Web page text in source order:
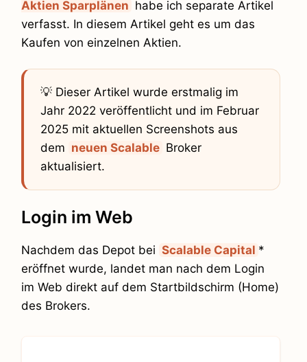
Aktien Sparplänen habe ich separate Artikel
verfasst. In diesem Artikel geht es um das
Kaufen von einzelnen Aktien.
💡 Dieser Artikel wurde erstmalig im
Jahr 2022 veröffentlicht und im Februar
2025 mit aktuellen Screenshots aus
dem neuen Scalable Broker
aktualisiert.
Login im Web
Nachdem das Depot bei Scalable Capital *
eröffnet wurde, landet man nach dem Login
im Web direkt auf dem Startbildschirm (Home)
des Brokers.